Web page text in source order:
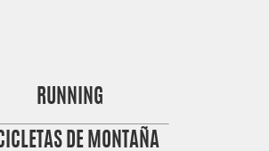
RUNNING
DE MONTAÑA